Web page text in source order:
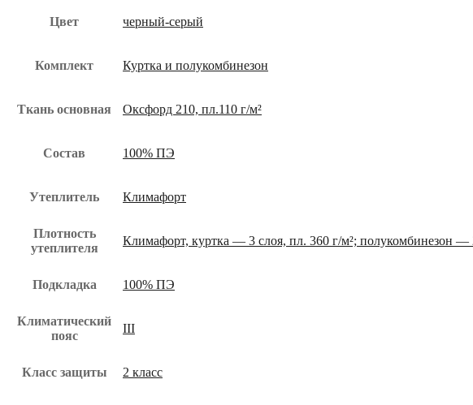
Цвет черный-серый
Комплект Куртка и полукомбинезон
Ткань основная Оксфорд 210, пл.110 г/м²
Состав 100% ПЭ
Утеплитель Климафорт
Плотность
утеплителя
Климафорт, куртка — 3 слоя, пл. 360 г/м²; полукомбинезон —
Подкладка 100% ПЭ
Климатический
пояс
III
Класс защиты 2 класс